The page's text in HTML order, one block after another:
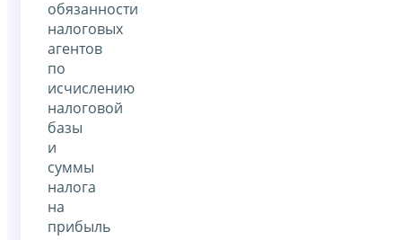
обязанности
налоговых
агентов
по
исчислению
налоговой
базы
и
суммы
налога
на
прибыль